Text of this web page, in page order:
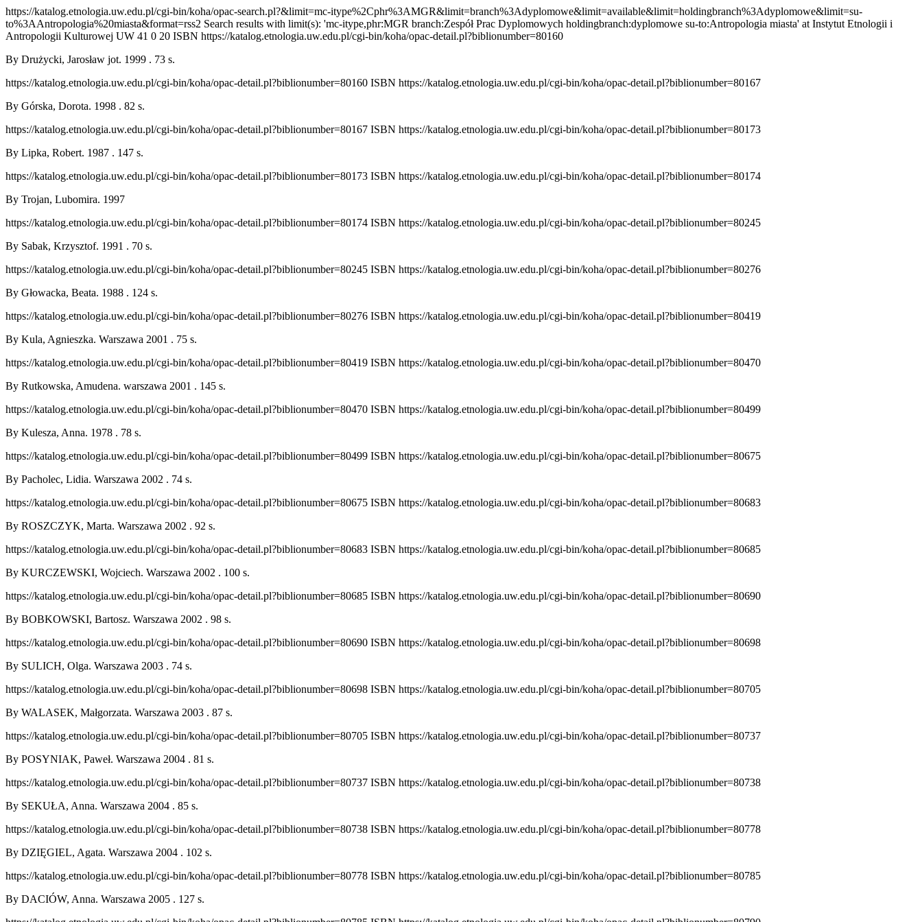
https://katalog.etnologia.uw.edu.pl/cgi-bin/koha/opac-search.pl?&limit=mc-itype%2Cphr%3AMGR&limit=branch%3Adyplomowe&limit=available&limit=holdingbranch%3Adyplomowe&limit=su-
to%3AAntropologia%20miasta&format=rss2 Search results with limit(s): 'mc-itype,phr:MGR branch:Zespół Prac Dyplomowych holdingbranch:dyplomowe su-to:Antropologia miasta' at Instytut Etnologii i
Antropologii Kulturowej UW 41 0 20 ISBN https://katalog.etnologia.uw.edu.pl/cgi-bin/koha/opac-detail.pl?biblionumber=80160
By Drużycki, Jarosław jot. 1999 . 73 s.
https://katalog.etnologia.uw.edu.pl/cgi-bin/koha/opac-detail.pl?biblionumber=80160 ISBN https://katalog.etnologia.uw.edu.pl/cgi-bin/koha/opac-detail.pl?biblionumber=80167
By Górska, Dorota. 1998 . 82 s.
https://katalog.etnologia.uw.edu.pl/cgi-bin/koha/opac-detail.pl?biblionumber=80167 ISBN https://katalog.etnologia.uw.edu.pl/cgi-bin/koha/opac-detail.pl?biblionumber=80173
By Lipka, Robert. 1987 . 147 s.
https://katalog.etnologia.uw.edu.pl/cgi-bin/koha/opac-detail.pl?biblionumber=80173 ISBN https://katalog.etnologia.uw.edu.pl/cgi-bin/koha/opac-detail.pl?biblionumber=80174
By Trojan, Lubomira. 1997
https://katalog.etnologia.uw.edu.pl/cgi-bin/koha/opac-detail.pl?biblionumber=80174 ISBN https://katalog.etnologia.uw.edu.pl/cgi-bin/koha/opac-detail.pl?biblionumber=80245
By Sabak, Krzysztof. 1991 . 70 s.
https://katalog.etnologia.uw.edu.pl/cgi-bin/koha/opac-detail.pl?biblionumber=80245 ISBN https://katalog.etnologia.uw.edu.pl/cgi-bin/koha/opac-detail.pl?biblionumber=80276
By Głowacka, Beata. 1988 . 124 s.
https://katalog.etnologia.uw.edu.pl/cgi-bin/koha/opac-detail.pl?biblionumber=80276 ISBN https://katalog.etnologia.uw.edu.pl/cgi-bin/koha/opac-detail.pl?biblionumber=80419
By Kula, Agnieszka. Warszawa 2001 . 75 s.
https://katalog.etnologia.uw.edu.pl/cgi-bin/koha/opac-detail.pl?biblionumber=80419 ISBN https://katalog.etnologia.uw.edu.pl/cgi-bin/koha/opac-detail.pl?biblionumber=80470
By Rutkowska, Amudena. warszawa 2001 . 145 s.
https://katalog.etnologia.uw.edu.pl/cgi-bin/koha/opac-detail.pl?biblionumber=80470 ISBN https://katalog.etnologia.uw.edu.pl/cgi-bin/koha/opac-detail.pl?biblionumber=80499
By Kulesza, Anna. 1978 . 78 s.
https://katalog.etnologia.uw.edu.pl/cgi-bin/koha/opac-detail.pl?biblionumber=80499 ISBN https://katalog.etnologia.uw.edu.pl/cgi-bin/koha/opac-detail.pl?biblionumber=80675
By Pacholec, Lidia. Warszawa 2002 . 74 s.
https://katalog.etnologia.uw.edu.pl/cgi-bin/koha/opac-detail.pl?biblionumber=80675 ISBN https://katalog.etnologia.uw.edu.pl/cgi-bin/koha/opac-detail.pl?biblionumber=80683
By ROSZCZYK, Marta. Warszawa 2002 . 92 s.
https://katalog.etnologia.uw.edu.pl/cgi-bin/koha/opac-detail.pl?biblionumber=80683 ISBN https://katalog.etnologia.uw.edu.pl/cgi-bin/koha/opac-detail.pl?biblionumber=80685
By KURCZEWSKI, Wojciech. Warszawa 2002 . 100 s.
https://katalog.etnologia.uw.edu.pl/cgi-bin/koha/opac-detail.pl?biblionumber=80685 ISBN https://katalog.etnologia.uw.edu.pl/cgi-bin/koha/opac-detail.pl?biblionumber=80690
By BOBKOWSKI, Bartosz. Warszawa 2002 . 98 s.
https://katalog.etnologia.uw.edu.pl/cgi-bin/koha/opac-detail.pl?biblionumber=80690 ISBN https://katalog.etnologia.uw.edu.pl/cgi-bin/koha/opac-detail.pl?biblionumber=80698
By SULICH, Olga. Warszawa 2003 . 74 s.
https://katalog.etnologia.uw.edu.pl/cgi-bin/koha/opac-detail.pl?biblionumber=80698 ISBN https://katalog.etnologia.uw.edu.pl/cgi-bin/koha/opac-detail.pl?biblionumber=80705
By WALASEK, Małgorzata. Warszawa 2003 . 87 s.
https://katalog.etnologia.uw.edu.pl/cgi-bin/koha/opac-detail.pl?biblionumber=80705 ISBN https://katalog.etnologia.uw.edu.pl/cgi-bin/koha/opac-detail.pl?biblionumber=80737
By POSYNIAK, Paweł. Warszawa 2004 . 81 s.
https://katalog.etnologia.uw.edu.pl/cgi-bin/koha/opac-detail.pl?biblionumber=80737 ISBN https://katalog.etnologia.uw.edu.pl/cgi-bin/koha/opac-detail.pl?biblionumber=80738
By SEKUŁA, Anna. Warszawa 2004 . 85 s.
https://katalog.etnologia.uw.edu.pl/cgi-bin/koha/opac-detail.pl?biblionumber=80738 ISBN https://katalog.etnologia.uw.edu.pl/cgi-bin/koha/opac-detail.pl?biblionumber=80778
By DZIĘGIEL, Agata. Warszawa 2004 . 102 s.
https://katalog.etnologia.uw.edu.pl/cgi-bin/koha/opac-detail.pl?biblionumber=80778 ISBN https://katalog.etnologia.uw.edu.pl/cgi-bin/koha/opac-detail.pl?biblionumber=80785
By DACIÓW, Anna. Warszawa 2005 . 127 s.